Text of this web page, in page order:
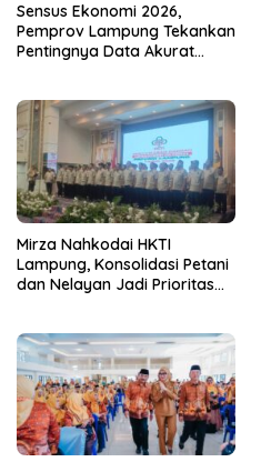
Sensus Ekonomi 2026,
Pemprov Lampung Tekankan
Pentingnya Data Akurat
Mirza Nahkodai HKTI
Lampung, Konsolidasi Petani
dan Nelayan Jadi Prioritas